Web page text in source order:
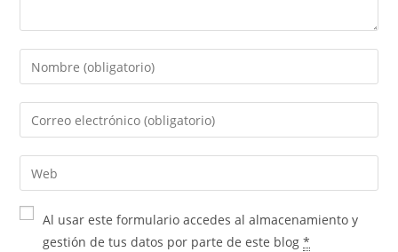
Al usar este formulario accedes al almacenamiento y
gestión de tus datos por parte de este blog*